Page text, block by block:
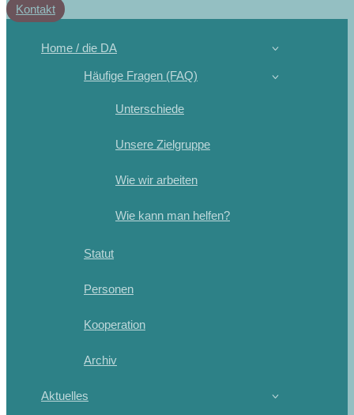
Kontakt
Home / die DA
Häufige Fragen (FAQ)
Unterschiede
Unsere Zielgruppe
Wie wir arbeiten
Wie kann man helfen?
Statut
Personen
Kooperation
Archiv
Aktuelles